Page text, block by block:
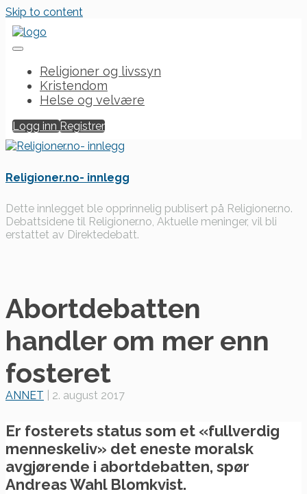
Skip to content
Religioner og livssyn
Kristendom
Helse og velvære
Logg innRegistrer
Religioner.no- innlegg
Dette innlegget ble opprinnelig publisert på Religioner.no.
Debattsidene til Religioner.no, Aktuelle meninger, vil bli
erstattet av Direktedebatt.
Abortdebatten
handler om mer enn
fosteret
ANNET 2. august 2017
Er fosterets status som et «fullverdig
menneskeliv» det eneste moralsk
avgjørende i abortdebatten, spør
Andreas Wahl Blomkvist.